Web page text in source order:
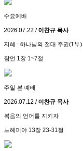
수요예배
2026.07.22 / 이찬규 목사
지혜 : 하나님의 절대 주권(1부)
잠언 1장 1~7절
주일 본 예배
2026.07.12 / 이찬규 목사
복음의 언어를 지키자
느헤미야 13장 23-31절